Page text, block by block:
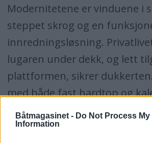
Båtmagasinet - Do Not Process My
Information
Modernitetene er vinduene i
steppet skrog og en
innredningsløsning.
lugaren under dekk, og lett
plattformen, sikrer
med både fast hardtop og
Annonse